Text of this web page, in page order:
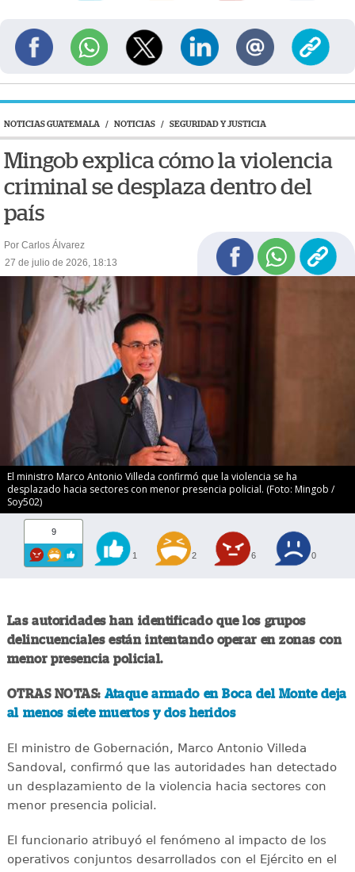
NOTICIAS GUATEMALA / NOTICIAS / SEGURIDAD Y JUSTICIA
Mingob explica cómo la violencia
criminal se desplaza dentro del
país
Por Carlos Álvarez
27 de julio de 2026, 18:13
El ministro Marco Antonio Villeda confirmó que la violencia se ha
desplazado hacia sectores con menor presencia policial. (Foto: Mingob /
Soy502)
9
1 2 6 0
Las autoridades han identificado que los grupos
delincuenciales están intentando operar en zonas con
menor presencia policial.
OTRAS NOTAS: Ataque armado en Boca del Monte deja
al menos siete muertos y dos heridos
El ministro de Gobernación, Marco Antonio Villeda
Sandoval, confirmó que las autoridades han detectado
un desplazamiento de la violencia hacia sectores con
menor presencia policial.
El funcionario atribuyó el fenómeno al impacto de los
operativos conjuntos desarrollados con el Ejército en el